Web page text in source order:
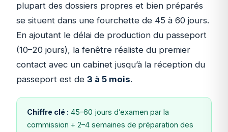
plupart des dossiers propres et bien préparés
se situent dans une fourchette de 45 à 60 jours.
En ajoutant le délai de production du passeport
(10–20 jours), la fenêtre réaliste du premier
contact avec un cabinet jusqu’à la réception du
passeport est de 3 à 5 mois.
Chiffre clé : 45–60 jours d’examen par la
commission + 2–4 semaines de préparation des